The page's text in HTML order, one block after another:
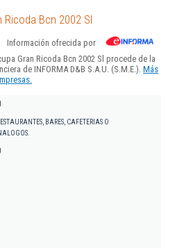
Bcn 2002 Sl
Información ofrecida por
Gran Ricoda Bcn 2002 Sl procede de la
de INFORMA D&B S.A.U. (S.M.E.). Más
BARES, CAFETERIAS O